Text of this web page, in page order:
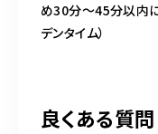
め30分～45分以内に
デンタイム）
良くある質問